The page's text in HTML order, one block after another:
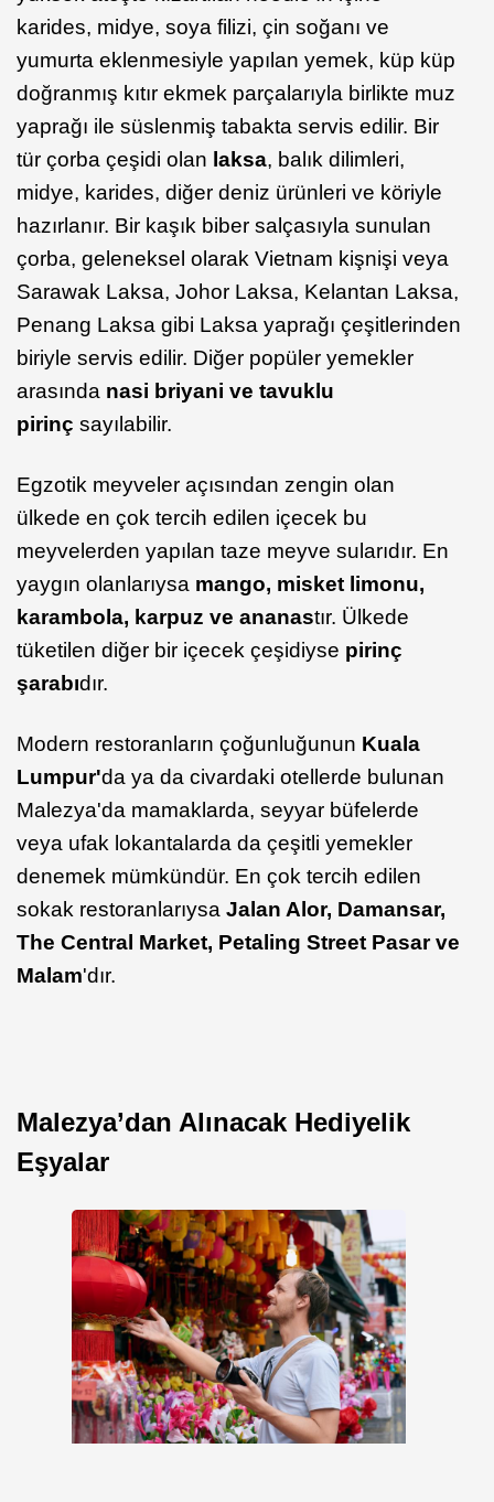
karides, midye, soya filizi, çin soğanı ve
yumurta eklenmesiyle yapılan yemek, küp küp
doğranmış kıtır ekmek parçalarıyla birlikte muz
yaprağı ile süslenmiş tabakta servis edilir. Bir
tür çorba çeşidi olan laksa, balık dilimleri,
midye, karides, diğer deniz ürünleri ve köriyle
hazırlanır. Bir kaşık biber salçasıyla sunulan
çorba, geleneksel olarak Vietnam kişnişi veya
Sarawak Laksa, Johor Laksa, Kelantan Laksa,
Penang Laksa gibi Laksa yaprağı çeşitlerinden
biriyle servis edilir. Diğer popüler yemekler
arasında nasi briyani ve tavuklu
pirinç sayılabilir.
Egzotik meyveler açısından zengin olan
ülkede en çok tercih edilen içecek bu
meyvelerden yapılan taze meyve sularıdır. En
yaygın olanlarıysa mango, misket limonu,
karambola, karpuz ve ananastır. Ülkede
tüketilen diğer bir içecek çeşidiyse pirinç
şarabıdır.
Modern restoranların çoğunluğunun Kuala
Lumpur'da ya da civardaki otellerde bulunan
Malezya'da mamaklarda, seyyar büfelerde
veya ufak lokantalarda da çeşitli yemekler
denemek mümkündür. En çok tercih edilen
sokak restoranlarıysa Jalan Alor, Damansar,
The Central Market, Petaling Street Pasar ve
Malam'dır.
Malezya’dan Alınacak Hediyelik
Eşyalar